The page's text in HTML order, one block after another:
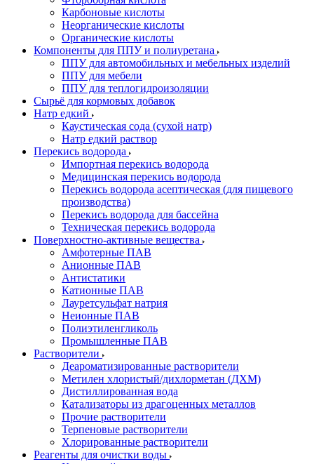
Карбоновые кислоты
Неорганические кислоты
Органические кислоты
Компоненты для ППУ и полиуретана
ППУ для автомобильных и мебельных изделий
ППУ для мебели
ППУ для теплогидроизоляции
Сырьё для кормовых добавок
Натр едкий
Каустическая сода (сухой натр)
Натр едкий раствор
Перекись водорода
Импортная перекись водорода
Медицинская перекись водорода
Перекись водорода асептическая (для пищевого
производства)
Перекись водорода для бассейна
Техническая перекись водорода
Поверхностно-активные вещества
Амфотерные ПАВ
Анионные ПАВ
Антистатики
Катионные ПАВ
Лауретсульфат натрия
Неионные ПАВ
Полиэтиленгликоль
Промышленные ПАВ
Растворители
Деароматизированные растворители
Метилен хлористый/дихлорметан (ДХМ)
Дистиллированная вода
Катализаторы из драгоценных металлов
Прочие растворители
Терпеновые растворители
Хлорированные растворители
Реагенты для очистки воды